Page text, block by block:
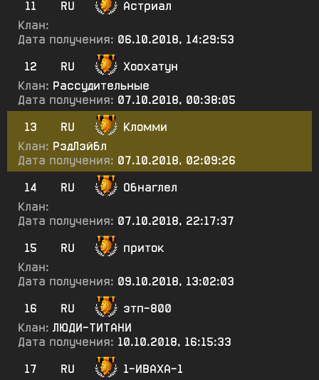
11
RU
Астриал
Клан:
Дата получения: 06.10.2018, 14:29:53
12
RU
Хоохатун
Клан: Рассудительные
Дата получения: 07.10.2018, 00:38:05
13
RU
Кломми
Клан: РэдЛэйбл
Дата получения: 07.10.2018, 02:09:26
14
RU
Обнаглел
Клан:
Дата получения: 07.10.2018, 22:17:37
15
RU
приток
Клан:
Дата получения: 09.10.2018, 13:02:03
16
RU
зтп-800
Клан: ЛЮДИ-ТИТАНИ
Дата получения: 10.10.2018, 16:15:33
17
RU
1-ИВАХА-1